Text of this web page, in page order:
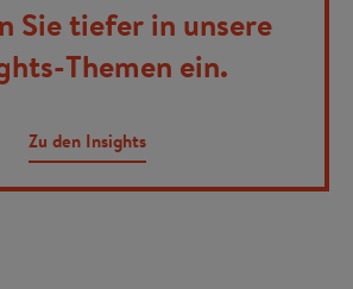
Sie tiefer in unsere
Themen ein.
Zu den Insights